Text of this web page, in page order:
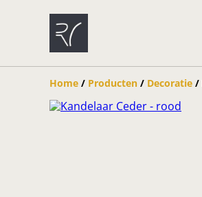
Home / Producten / Decoratie /